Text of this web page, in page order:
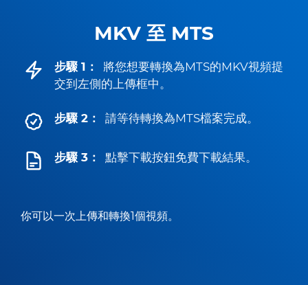
MKV 至 MTS
步驟 1：
將您想要轉換為MTS的MKV視頻提
交到左側的上傳框中。
步驟 2： 請等待轉換為MTS檔案完成。
步驟 3： 點擊下載按鈕免費下載結果。
你可以一次上傳和轉換1個視頻。